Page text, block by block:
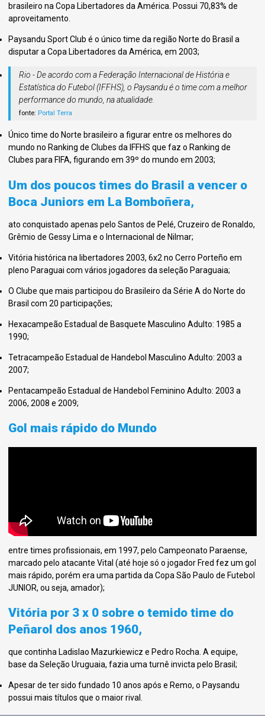
brasileiro na Copa Libertadores da América. Possui 70,83% de
aproveitamento.
Paysandu Sport Club é o único time da região Norte do Brasil a
disputar a Copa Libertadores da América, em 2003;
Rio - De acordo com a Federação Internacional de História e
Estatística do Futebol (IFFHS), o Paysandu é o time com a melhor
performance do mundo, na atualidade.
fonte: Portal Terra
Único time do Norte brasileiro a figurar entre os melhores do
mundo no Ranking de Clubes da IFFHS que faz o Ranking de
Clubes para FIFA, figurando em 39º do mundo em 2003;
Um dos poucos times do Brasil a vencer o
Boca Juniors em La Bomboñera,
ato conquistado apenas pelo Santos de Pelé, Cruzeiro de Ronaldo,
Grêmio de Gessy Lima e o Internacional de Nilmar;
Vitória histórica na libertadores 2003, 6x2 no Cerro Porteño em
pleno Paraguai com vários jogadores da seleção Paraguaia;
O Clube que mais participou do Brasileiro da Série A do Norte do
Brasil com 20 participações;
Hexacampeão Estadual de Basquete Masculino Adulto: 1985 a
1990;
Tetracampeão Estadual de Handebol Masculino Adulto: 2003 a
2007;
Pentacampeão Estadual de Handebol Feminino Adulto: 2003 a
2006, 2008 e 2009;
Gol mais rápido do Mundo
entre times profissionais, em 1997, pelo Campeonato Paraense,
marcado pelo atacante Vital (até hoje só o jogador Fred fez um gol
mais rápido, porém era uma partida da Copa São Paulo de Futebol
JUNIOR, ou seja, amador);
Vitória por 3 x 0 sobre o temido time do
Peñarol dos anos 1960,
que continha Ladislao Mazurkiewicz e Pedro Rocha. A equipe,
base da Seleção Uruguaia, fazia uma turnê invicta pelo Brasil;
Apesar de ter sido fundado 10 anos após e Remo, o Paysandu
possui mais títulos que o maior rival.